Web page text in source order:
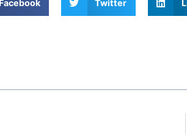
Facebook Twitter